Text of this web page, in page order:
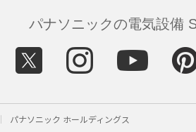
パナソニックの電気設備
パナソニック ホールディングス